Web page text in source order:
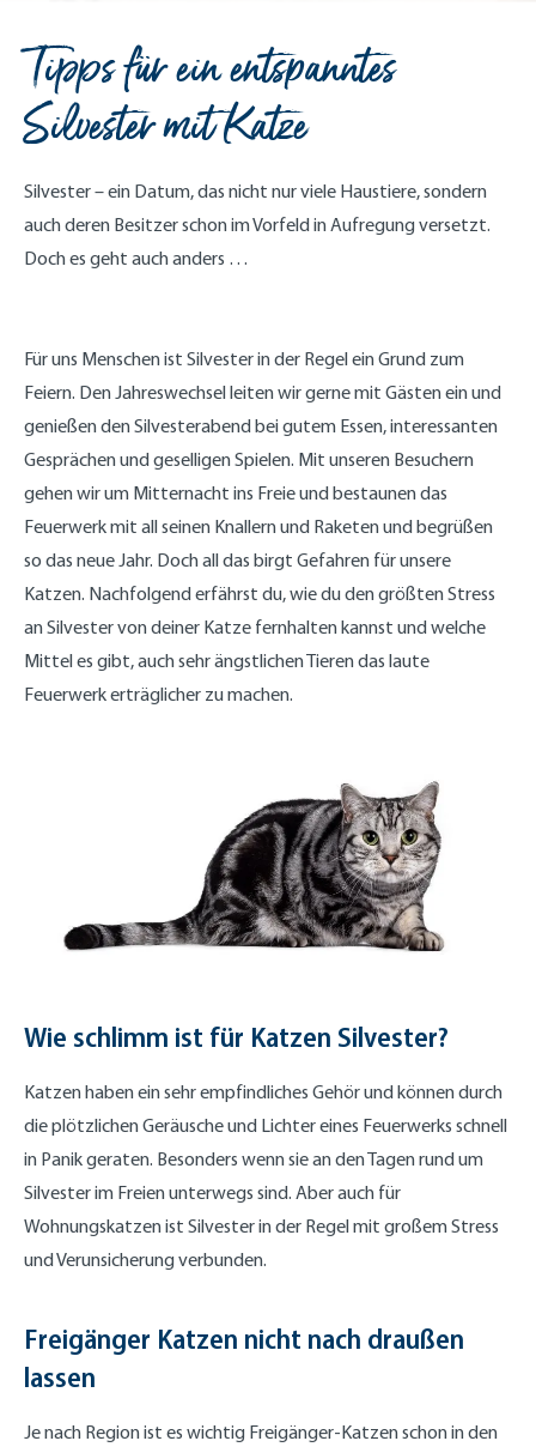
Tipps für ein entspanntes
Silvester mit Katze
Silvester – ein Datum, das nicht nur viele Haustiere, sondern
auch deren Besitzer schon im Vorfeld in Aufregung versetzt.
Doch es geht auch anders …
Für uns Menschen ist Silvester in der Regel ein Grund zum
Feiern. Den Jahreswechsel leiten wir gerne mit Gästen ein und
genießen den Silvesterabend bei gutem Essen, interessanten
Gesprächen und geselligen Spielen. Mit unseren Besuchern
gehen wir um Mitternacht ins Freie und bestaunen das
Feuerwerk mit all seinen Knallern und Raketen und begrüßen
so das neue Jahr. Doch all das birgt Gefahren für unsere
Katzen. Nachfolgend erfährst du, wie du den größten Stress
an Silvester von deiner Katze fernhalten kannst und welche
Mittel es gibt, auch sehr ängstlichen Tieren das laute
Feuerwerk erträglicher zu machen.
Wie schlimm ist für Katzen Silvester?
Katzen haben ein sehr empfindliches Gehör und können durch
die plötzlichen Geräusche und Lichter eines Feuerwerks schnell
in Panik geraten. Besonders wenn sie an den Tagen rund um
Silvester im Freien unterwegs sind. Aber auch für
Wohnungskatzen ist Silvester in der Regel mit großem Stress
und Verunsicherung verbunden.
Freigänger Katzen nicht nach draußen
lassen
Je nach Region ist es wichtig Freigänger-Katzen schon in den